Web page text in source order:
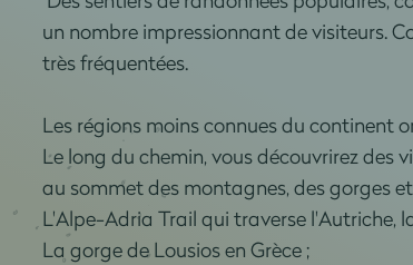
un nombre impressionnant de visiteurs.
très fréquentées.
Les régions moins connues du continent
Le long du chemin, vous découvrirez des
au sommet des montagnes, des gorges
L'Alpe-Adria Trail qui traverse l'Autriche,
La gorge de Lousios en Grèce ;